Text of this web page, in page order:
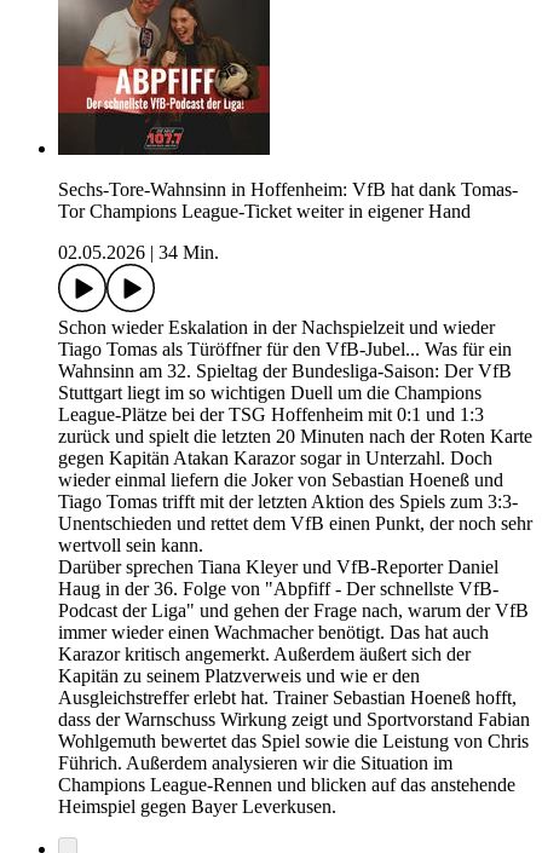
Sechs-Tore-Wahnsinn in Hoffenheim: VfB hat dank Tomas-
Tor Champions League-Ticket weiter in eigener Hand
02.05.2026
34 Min.
Schon wieder Eskalation in der Nachspielzeit und wieder
Tiago Tomas als Türöffner für den VfB-Jubel... Was für ein
Wahnsinn am 32. Spieltag der Bundesliga-Saison: Der VfB
Stuttgart liegt im so wichtigen Duell um die Champions
League-Plätze bei der TSG Hoffenheim mit 0:1 und 1:3
zurück und spielt die letzten 20 Minuten nach der Roten Karte
gegen Kapitän Atakan Karazor sogar in Unterzahl. Doch
wieder einmal liefern die Joker von Sebastian Hoeneß und
Tiago Tomas trifft mit der letzten Aktion des Spiels zum 3:3-
Unentschieden und rettet dem VfB einen Punkt, der noch sehr
wertvoll sein kann.
Darüber sprechen Tiana Kleyer und VfB-Reporter Daniel
Haug in der 36. Folge von "Abpfiff - Der schnellste VfB-
Podcast der Liga" und gehen der Frage nach, warum der VfB
immer wieder einen Wachmacher benötigt. Das hat auch
Karazor kritisch angemerkt. Außerdem äußert sich der
Kapitän zu seinem Platzverweis und wie er den
Ausgleichstreffer erlebt hat. Trainer Sebastian Hoeneß hofft,
dass der Warnschuss Wirkung zeigt und Sportvorstand Fabian
Wohlgemuth bewertet das Spiel sowie die Leistung von Chris
Führich. Außerdem analysieren wir die Situation im
Champions League-Rennen und blicken auf das anstehende
Heimspiel gegen Bayer Leverkusen.